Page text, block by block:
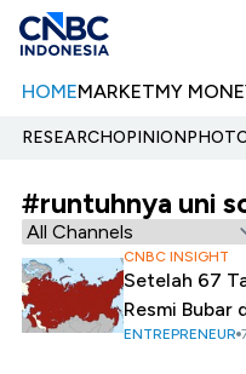
HOMEMARKETMY
RESEARCHOPINION
#runtuhnya uni
CNBC INSIGHT
Setelah 67
Resmi Bubar
ENTREPRENEUR